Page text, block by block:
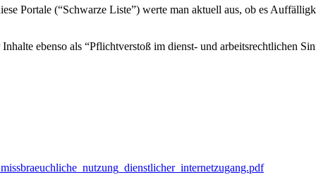
Portale (“Schwarze Liste”) werte man aktuell aus, ob es
ebenso als “Pflichtverstoß im dienst- und arbeitsrechtlichen